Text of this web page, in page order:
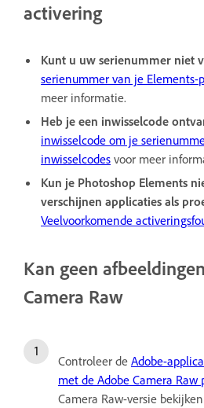
activering
Kunt u uw serienummer niet
serienummer van je Elements-
meer informatie.
Heb je een inwisselcode
inwisselcode om je
inwisselcodes voor meer
Kun je Photoshop Elements
verschijnen applicaties als
Veelvoorkomende
Kan geen
Camera Raw
Controleer de Adobe-
met de Adobe Camera Raw
Camera Raw-versie